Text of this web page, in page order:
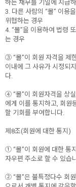
하는 채무를 기일에 지급
3. 다른 사람의 “몰” 이용
위협하는 경우
4. “몰”을 이용하여 법령
는 경우
③ “몰”이 회원 자격을 제
이내에 그 사유가 시정되
다.
④ “몰”이 회원자격을 상
에게 이를 통지하고, 회원
할 기회를 부여합니다.
제8조(회원에 대한 통지)
① “몰”이 회원에 대한 통
자우편 주소로 할 수 있습
② “몰”은 불특정다수 회